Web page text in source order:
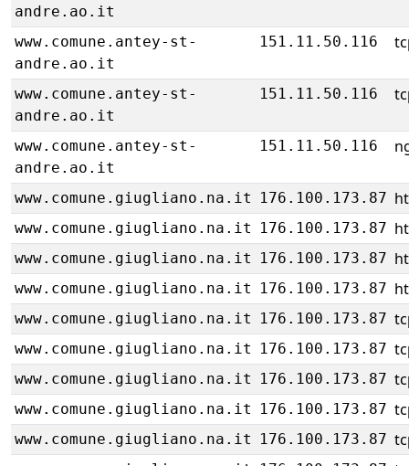
andre.ao.it
www.comune.antey-st-
andre.ao.it
151.11.50.116
www.comune.antey-st-
andre.ao.it
151.11.50.116
www.comune.antey-st-
andre.ao.it
151.11.50.116
www.comune.giugliano.na.it 176.100.173.87
www.comune.giugliano.na.it 176.100.173.87
www.comune.giugliano.na.it 176.100.173.87
www.comune.giugliano.na.it 176.100.173.87
www.comune.giugliano.na.it 176.100.173.87
www.comune.giugliano.na.it 176.100.173.87
www.comune.giugliano.na.it 176.100.173.87
www.comune.giugliano.na.it 176.100.173.87
www.comune.giugliano.na.it 176.100.173.87